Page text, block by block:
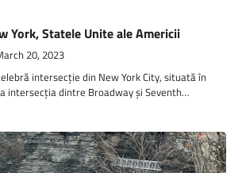
York, Statele Unite ale Americii
20, 2023
intersecție din New York City, situată în
intersecția dintre Broadway și Seventh…